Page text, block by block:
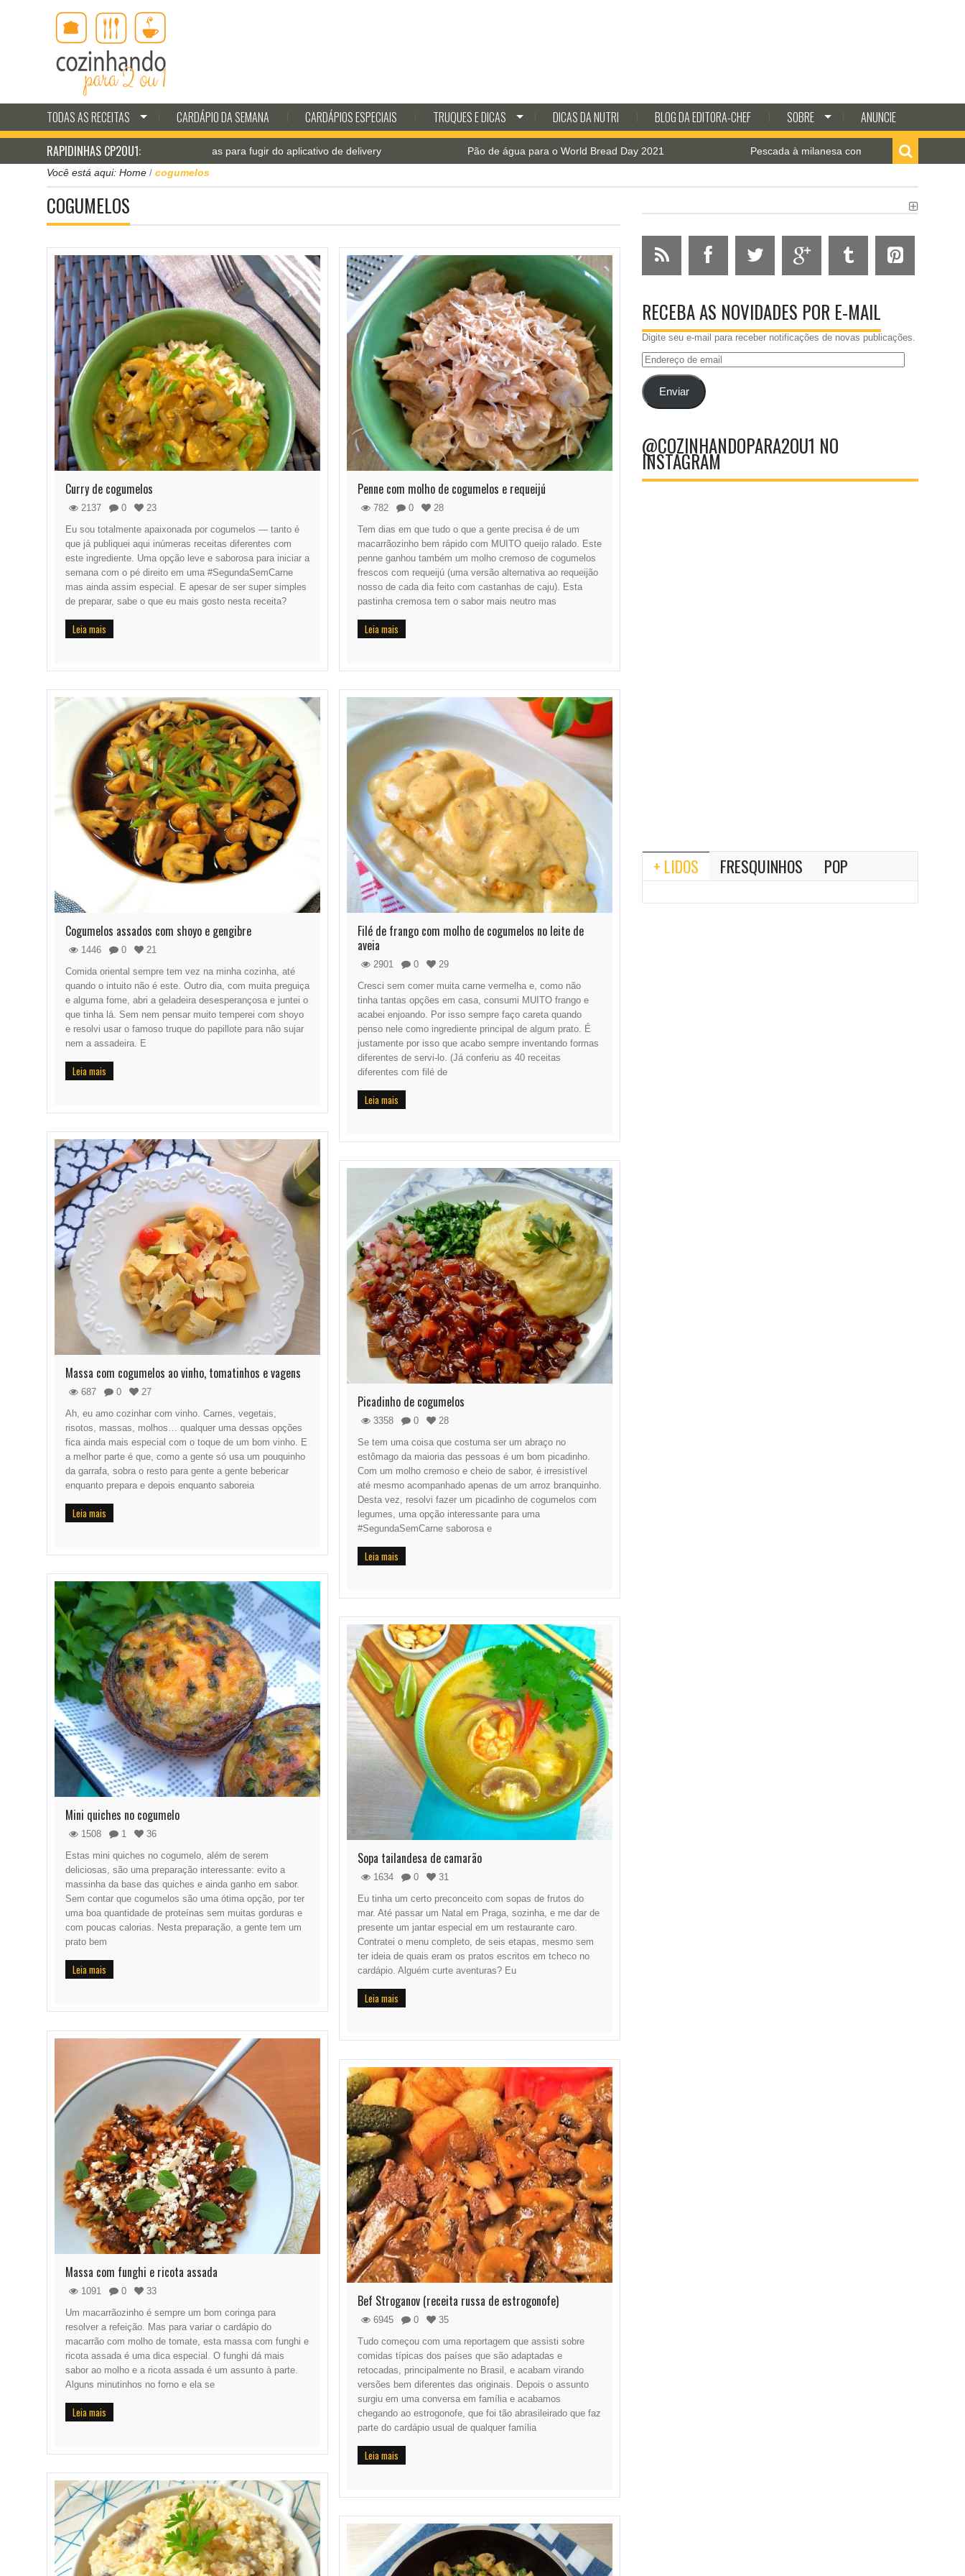
TODAS AS RECEITAS CARDÁPIO DA SEMANA CARDÁPIOS ESPECIAIS TRUQUES E DICAS DICAS DA NUTRI BLOG DA EDITORA-CHEF SOBRE
ANUNCIE
RAPIDINHAS CP2OU1:
Jantar pá-pum: receitas para fugir do aplicativo de delivery Pão de água para o World Bread Day 2021 Pescada à milanesa com molho de camarão
Você está aqui: Home / cogumelos
COGUMELOS
Curry de cogumelos
2137 0
23
Eu sou totalmente apaixonada por cogumelos — tanto é
que já publiquei aqui inúmeras receitas diferentes com
este ingrediente. Uma opção leve e saborosa para iniciar a
semana com o pé direito em uma #SegundaSemCarne
mas ainda assim especial. E apesar de ser super simples
de preparar, sabe o que eu mais gosto nesta receita?
Leia mais
Penne com molho de cogumelos e requeijú
782 0
28
Tem dias em que tudo o que a gente precisa é de um
macarrãozinho bem rápido com MUITO queijo ralado. Este
penne ganhou também um molho cremoso de cogumelos
frescos com requeijú (uma versão alternativa ao requeijão
nosso de cada dia feito com castanhas de caju). Esta
pastinha cremosa tem o sabor mais neutro mas
Leia mais
Cogumelos assados com shoyo e gengibre
1446 0
21
Comida oriental sempre tem vez na minha cozinha, até
quando o intuito não é este. Outro dia, com muita preguiça
e alguma fome, abri a geladeira desesperançosa e juntei o
que tinha lá. Sem nem pensar muito temperei com shoyo
e resolvi usar o famoso truque do papillote para não sujar
nem a assadeira. E
Leia mais
Filé de frango com molho de cogumelos no leite de
aveia
2901 0
29
Cresci sem comer muita carne vermelha e, como não
tinha tantas opções em casa, consumi MUITO frango e
acabei enjoando. Por isso sempre faço careta quando
penso nele como ingrediente principal de algum prato. É
justamente por isso que acabo sempre inventando formas
diferentes de servi-lo. (Já conferiu as 40 receitas
diferentes com filé de
Leia mais
Massa com cogumelos ao vinho, tomatinhos e vagens
687 0
27
Ah, eu amo cozinhar com vinho. Carnes, vegetais,
risotos, massas, molhos… qualquer uma dessas opções
fica ainda mais especial com o toque de um bom vinho. E
a melhor parte é que, como a gente só usa um pouquinho
da garrafa, sobra o resto para gente a gente bebericar
enquanto prepara e depois enquanto saboreia
Leia mais
Picadinho de cogumelos
3358 0
28
Se tem uma coisa que costuma ser um abraço no
estômago da maioria das pessoas é um bom picadinho.
Com um molho cremoso e cheio de sabor, é irresistível
até mesmo acompanhado apenas de um arroz branquinho.
Desta vez, resolvi fazer um picadinho de cogumelos com
legumes, uma opção interessante para uma
#SegundaSemCarne saborosa e
Leia mais
Mini quiches no cogumelo
1508 1
36
Estas mini quiches no cogumelo, além de serem
deliciosas, são uma preparação interessante: evito a
massinha da base das quiches e ainda ganho em sabor.
Sem contar que cogumelos são uma ótima opção, por ter
uma boa quantidade de proteínas sem muitas gorduras e
com poucas calorias. Nesta preparação, a gente tem um
prato bem
Leia mais
Sopa tailandesa de camarão
1634 0
31
Eu tinha um certo preconceito com sopas de frutos do
mar. Até passar um Natal em Praga, sozinha, e me dar de
presente um jantar especial em um restaurante caro.
Contratei o menu completo, de seis etapas, mesmo sem
ter ideia de quais eram os pratos escritos em tcheco no
cardápio. Alguém curte aventuras? Eu
Leia mais
Massa com funghi e ricota assada
1091 0
33
Um macarrãozinho é sempre um bom coringa para
resolver a refeição. Mas para variar o cardápio do
macarrão com molho de tomate, esta massa com funghi e
ricota assada é uma dica especial. O funghi dá mais
sabor ao molho e a ricota assada é um assunto à parte.
Alguns minutinhos no forno e ela se
Leia mais
Bef Stroganov (receita russa de estrogonofe)
6945 0
35
Tudo começou com uma reportagem que assisti sobre
comidas típicas dos países que são adaptadas e
retocadas, principalmente no Brasil, e acabam virando
versões bem diferentes das originais. Depois o assunto
surgiu em uma conversa em família e acabamos
chegando ao estrogonofe, que foi tão abrasileirado que faz
parte do cardápio usual de qualquer família
Leia mais
RECEBA AS NOVIDADES POR E-MAIL
Digite seu e-mail para receber notificações de novas publicações.
Endereço
emailEnviar
@COZINHANDOPARA2OU1 NO
INSTAGRAM
+ LIDOS FRESQUINHOS POP